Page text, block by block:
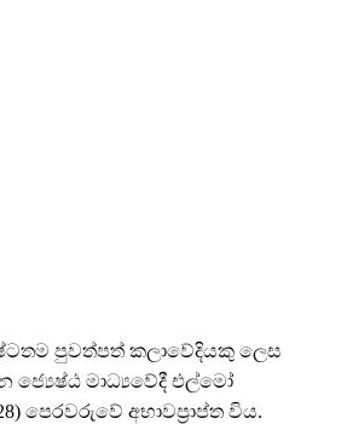
පුවත්පත් කලාවේදියකු ලෙස
ජ්‍යෙෂ්ඨ මාධ්‍යවේදී එල්මෝ
පෙරවරුවේ අභාවප්‍රාප්ත විය.